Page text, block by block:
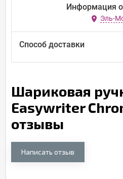
Информация
Эль-
Способ доставки
Шариковая
Easywriter
отзывы
Написать отзыв